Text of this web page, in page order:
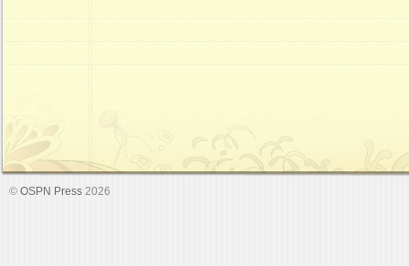
© OSPN Press 2026